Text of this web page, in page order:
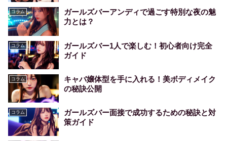
コラム
ガールズバーアンディで過ごす特別な夜の魅
力とは？
コラム
ガールズバー1人で楽しむ！初心者向け完全
ガイド
コラム
キャバ嬢体型を手に入れる！美ボディメイク
の秘訣公開
コラム
ガールズバー面接で成功するための秘訣と対
策ガイド